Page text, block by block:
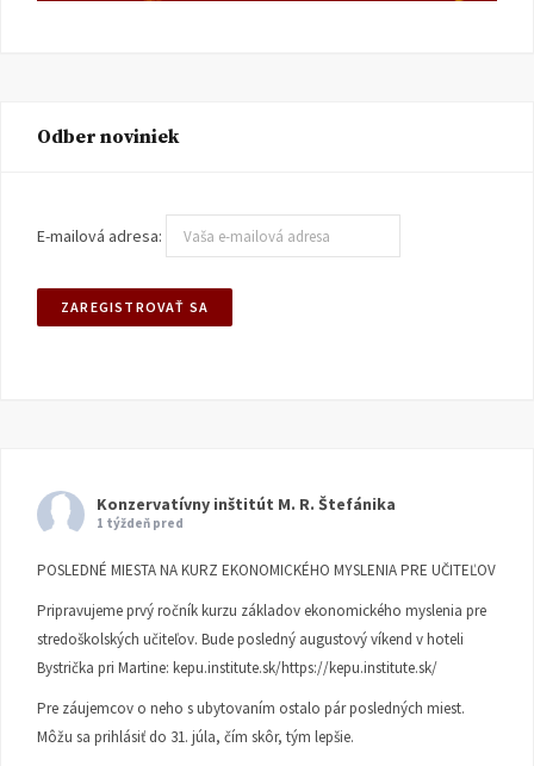
Odber noviniek
E-mailová adresa:
Konzervatívny inštitút M. R. Štefánika
1 týždeň pred
POSLEDNÉ MIESTA NA KURZ EKONOMICKÉHO MYSLENIA PRE UČITEĽOV
Pripravujeme prvý ročník kurzu základov ekonomického myslenia pre
stredoškolských učiteľov. Bude posledný augustový víkend v hoteli
Bystrička pri Martine: kepu.institute.sk/https://kepu.institute.sk/
Pre záujemcov o neho s ubytovaním ostalo pár posledných miest.
Môžu sa prihlásiť do 31. júla, čím skôr, tým lepšie.